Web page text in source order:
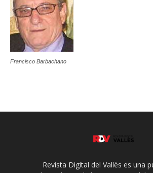
Francisco Barbachano
Revista Digital del Vallès es una